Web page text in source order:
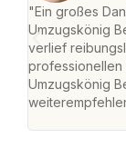
"Ein großes
Umzugskönig
verlief
professionellen
Umzugskönig